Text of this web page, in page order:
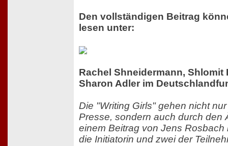
Den vollständigen Beitrag
lesen unter:
Rachel Shneidermann, Shlomit
Sharon Adler im
Die "Writing Girls" gehen nicht
Presse, sondern auch durch den
einem Beitrag von Jens Rosbach
die Initiatorin und zwei der